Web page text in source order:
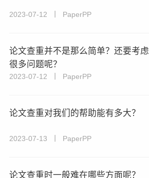
2023-07-12 丨 PaperPP
论文查重并不是那么简单？还要考虑
很多问题呢？
2023-07-12 丨 PaperPP
论文查重对我们的帮助能有多大？
2023-07-13 丨 PaperPP
论文查重时一般难在哪些方面呢？